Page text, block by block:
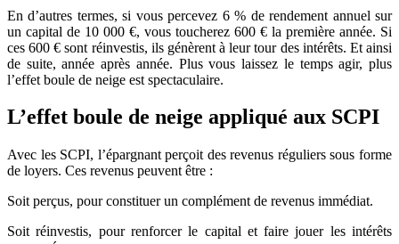
En d’autres termes, si vous percevez 6 % de rendement annuel sur
un capital de 10 000 €, vous toucherez 600 € la première année. Si
ces 600 € sont réinvestis, ils génèrent à leur tour des intérêts. Et ainsi
de suite, année après année. Plus vous laissez le temps agir, plus
l’effet boule de neige est spectaculaire.
L’effet boule de neige appliqué aux SCPI
Avec les SCPI, l’épargnant perçoit des revenus réguliers sous forme
de loyers. Ces revenus peuvent être :
Soit perçus, pour constituer un complément de revenus immédiat.
Soit réinvestis, pour renforcer le capital et faire jouer les intérêts